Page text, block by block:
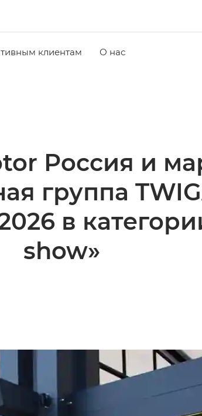
клиентам О нас
Россия и
группа
в
show»